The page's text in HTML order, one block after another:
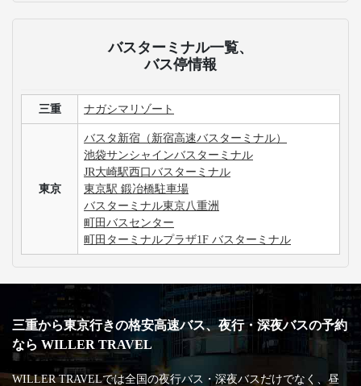
バスターミナル一覧、
バス停情報
三重 ナガシマリゾート
東京
バスタ新宿（新宿高速バスターミナル）
池袋サンシャインバスターミナル
JR大崎駅西口バスターミナル
東京駅 鍛冶橋駐車場
バスターミナル東京八重洲
町田バスセンター
町田ターミナルプラザ1F バスターミナル
三重から東京行きの格安高速バス、夜行・深夜バスの予約
なら WILLER TRAVEL
WILLER TRAVELでは全国の夜行バス・深夜バスだけでなく、昼